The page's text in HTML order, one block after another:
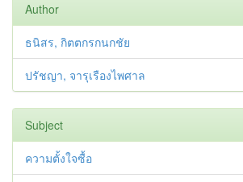
Author
ธนิสร, กิตตกรกนกชัย
ปรัชญา, จารุเรืองไพศาล
Subject
ความตั้งใจซื้อ